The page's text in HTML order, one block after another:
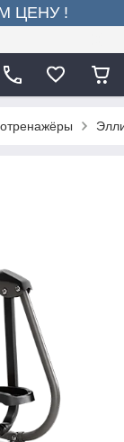
ЦЕНУ !